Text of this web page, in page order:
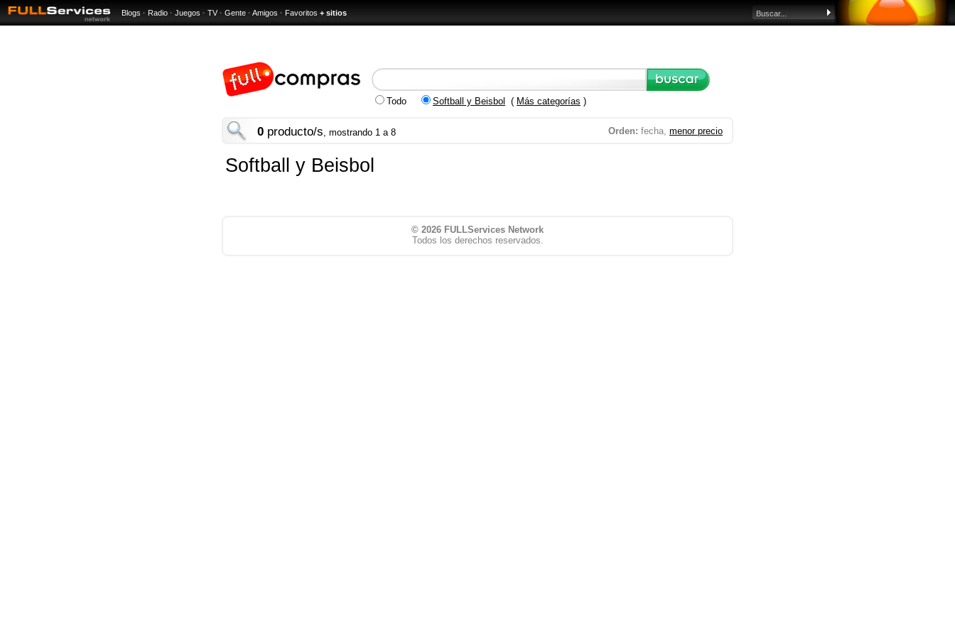
Blogs · Radio · Juegos · TV · Gente · Amigos · Favoritos + sitios
Todo Softball y Beisbol ( Más categorías )
Orden: fecha, menor precio
0 producto/s, mostrando 1 a 8
Softball y Beisbol
© 2026 FULLServices Network
Todos los derechos reservados.